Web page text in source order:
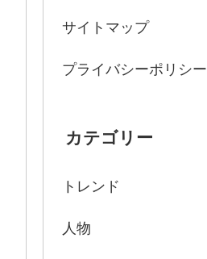
サイトマップ
プライバシーポリシー
カテゴリー
トレンド
人物